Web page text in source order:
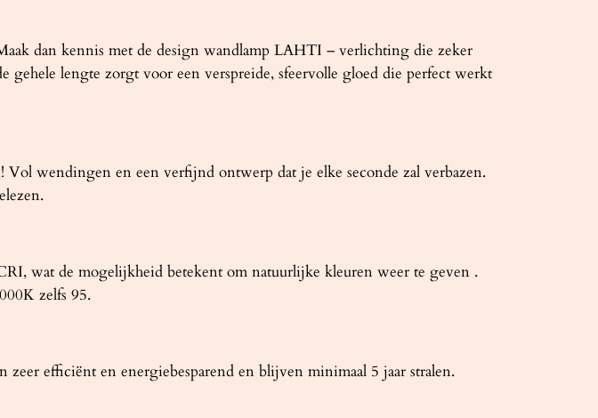
dan kennis met de design wandlamp LAHTI – verlichting die zeker
lengte zorgt voor een verspreide, sfeervolle gloed die perfect werkt
wendingen en een verfijnd ontwerp dat je elke seconde zal verbazen.
wat de mogelijkheid betekent om natuurlijke kleuren weer te geven .
zelfs 95.
efficiënt en energiebesparend en blijven minimaal 5 jaar stralen.